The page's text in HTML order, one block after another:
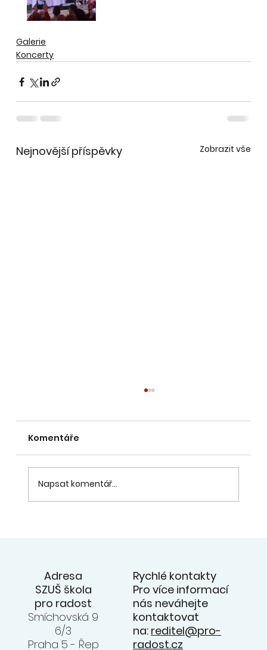
Galerie
Koncerty
Nejnovější příspěvky Zobrazit vše
Komentáře
Napsat komentář...
Adresa
SZUŠ škola
pro radost
Smíchovská 9
6/3
Praha 5 - Řep
Rychlé kontakty
Pro více informací
nás neváhejte
kontaktovat
na: reditel@pro-
radost.cz